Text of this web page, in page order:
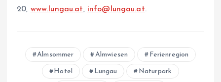
20, www.lungau.at, info@lungau.at.
Almsommer Almwiesen Ferienregion
Hotel Lungau Naturpark